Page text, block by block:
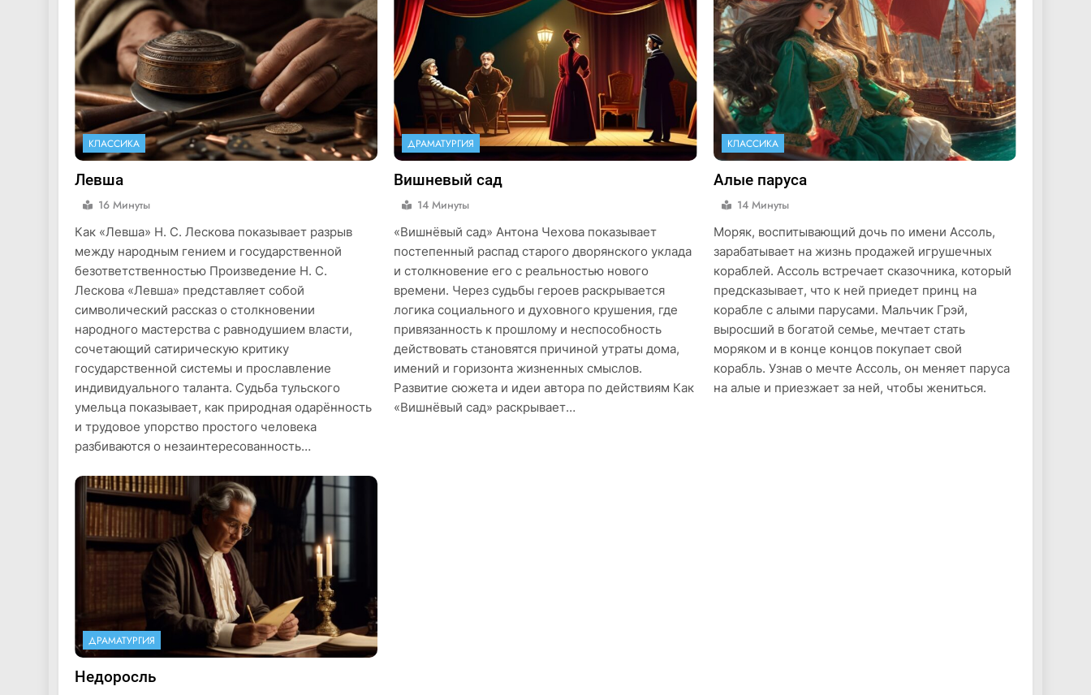
КЛАССИКА
Левша
16 Минуты
Как «Левша» Н. С. Лескова показывает разрыв
между народным гением и государственной
безответственностью Произведение Н. С.
Лескова «Левша» представляет собой
символический рассказ о столкновении
народного мастерства с равнодушием власти,
сочетающий сатирическую критику
государственной системы и прославление
индивидуального таланта. Судьба тульского
умельца показывает, как природная одарённость
и трудовое упорство простого человека
разбиваются о незаинтересованность…
ДРАМАТУРГИЯ
Вишневый сад
14 Минуты
«Вишнёвый сад» Антона Чехова показывает
постепенный распад старого дворянского уклада
и столкновение его с реальностью нового
времени. Через судьбы героев раскрывается
логика социального и духовного крушения, где
привязанность к прошлому и неспособность
действовать становятся причиной утраты дома,
имений и горизонта жизненных смыслов.
Развитие сюжета и идеи автора по действиям Как
«Вишнёвый сад» раскрывает…
КЛАССИКА
Алые паруса
14 Минуты
Моряк, воспитывающий дочь по имени Ассоль,
зарабатывает на жизнь продажей игрушечных
кораблей. Ассоль встречает сказочника, который
предсказывает, что к ней приедет принц на
корабле с алыми парусами. Мальчик Грэй,
выросший в богатой семье, мечтает стать
моряком и в конце концов покупает свой
корабль. Узнав о мечте Ассоль, он меняет паруса
на алые и приезжает за ней, чтобы жениться.
ДРАМАТУРГИЯ
Недоросль